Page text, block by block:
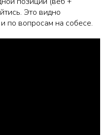
Это видно
по вопросам на собесе.